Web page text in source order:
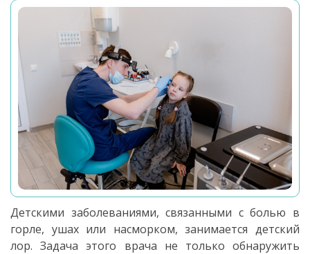
Детскими заболеваниями, связанными с болью в
горле, ушах или насморком, занимается детский
лор. Задача этого врача не только обнаружить